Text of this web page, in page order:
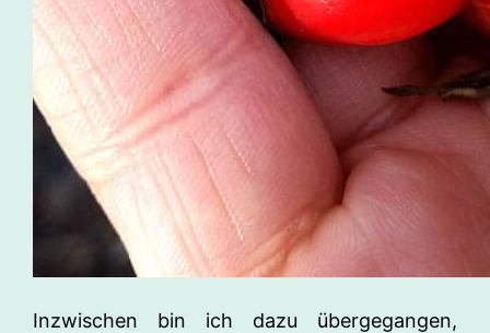
Inzwischen bin ich dazu übergegangen,